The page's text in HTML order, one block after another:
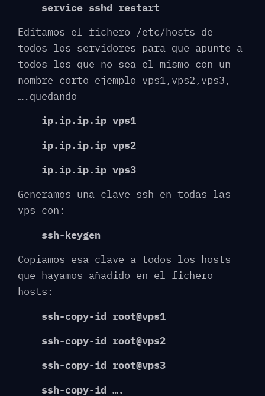
service sshd restart
Editamos el fichero /etc/hosts de
todos los servidores para que apunte a
todos los que no sea el mismo con un
nombre corto ejemplo vps1,vps2,vps3,
….quedando
ip.ip.ip.ip vps1
ip.ip.ip.ip vps2
ip.ip.ip.ip vps3
Generamos una clave ssh en todas las
vps con:
ssh-keygen
Copiamos esa clave a todos los hosts
que hayamos añadido en el fichero
hosts:
ssh-copy-id root@vps1
ssh-copy-id root@vps2
ssh-copy-id root@vps3
ssh-copy-id ….